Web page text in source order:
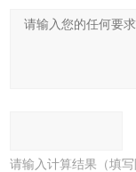
请输入计算结果（填